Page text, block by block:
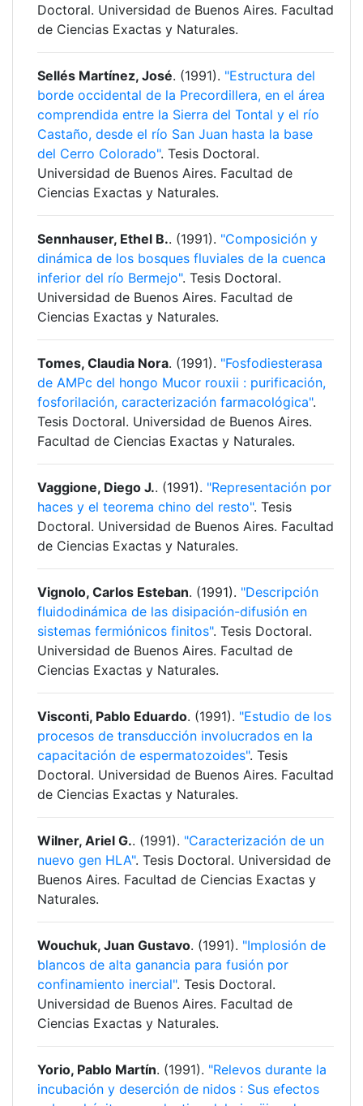
Doctoral. Universidad de Buenos Aires. Facultad
de Ciencias Exactas y Naturales.
Sellés Martínez, José. (1991). "Estructura del
borde occidental de la Precordillera, en el área
comprendida entre la Sierra del Tontal y el río
Castaño, desde el río San Juan hasta la base
del Cerro Colorado". Tesis Doctoral.
Universidad de Buenos Aires. Facultad de
Ciencias Exactas y Naturales.
Sennhauser, Ethel B.. (1991). "Composición y
dinámica de los bosques fluviales de la cuenca
inferior del río Bermejo". Tesis Doctoral.
Universidad de Buenos Aires. Facultad de
Ciencias Exactas y Naturales.
Tomes, Claudia Nora. (1991). "Fosfodiesterasa
de AMPc del hongo Mucor rouxii : purificación,
fosforilación, caracterización farmacológica".
Tesis Doctoral. Universidad de Buenos Aires.
Facultad de Ciencias Exactas y Naturales.
Vaggione, Diego J.. (1991). "Representación por
haces y el teorema chino del resto". Tesis
Doctoral. Universidad de Buenos Aires. Facultad
de Ciencias Exactas y Naturales.
Vignolo, Carlos Esteban. (1991). "Descripción
fluidodinámica de las disipación-difusión en
sistemas fermiónicos finitos". Tesis Doctoral.
Universidad de Buenos Aires. Facultad de
Ciencias Exactas y Naturales.
Visconti, Pablo Eduardo. (1991). "Estudio de los
procesos de transducción involucrados en la
capacitación de espermatozoides". Tesis
Doctoral. Universidad de Buenos Aires. Facultad
de Ciencias Exactas y Naturales.
Wilner, Ariel G.. (1991). "Caracterización de un
nuevo gen HLA". Tesis Doctoral. Universidad de
Buenos Aires. Facultad de Ciencias Exactas y
Naturales.
Wouchuk, Juan Gustavo. (1991). "Implosión de
blancos de alta ganancia para fusión por
confinamiento inercial". Tesis Doctoral.
Universidad de Buenos Aires. Facultad de
Ciencias Exactas y Naturales.
Yorio, Pablo Martín. (1991). "Relevos durante la
incubación y deserción de nidos : Sus efectos